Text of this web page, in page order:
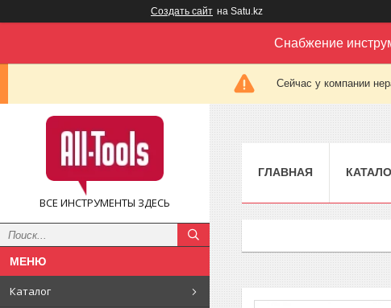
Создать сайт на Satu.kz
Снабжение
Сейчас у компании
ВСЕ ИНСТРУМЕНТЫ ЗДЕСЬ
Каталог
ГЛАВНАЯ